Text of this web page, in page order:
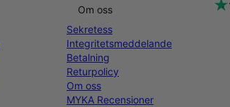
Om oss
Sekretess
Integritetsmeddelande
Betalning
Returpolicy
Om oss
MYKA Recensioner